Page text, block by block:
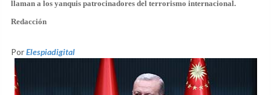
llaman a los yanquis patrocinadores del terrorismo internacional.
Redacción
PorElespiadigital